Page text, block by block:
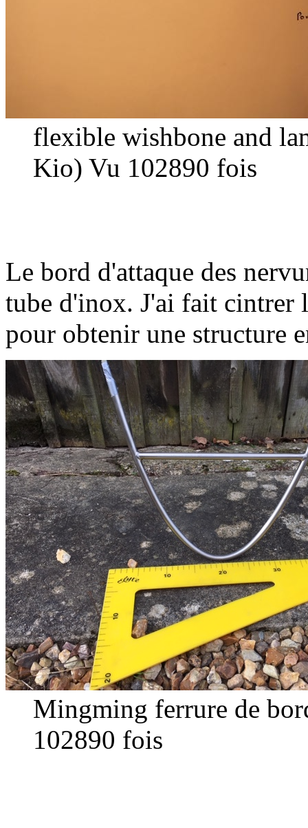
flexible wishbone and
Kio) Vu 102890 fois
Le bord d'attaque des
tube d'inox. J'ai fait cintrer
pour obtenir une structure
Mingming ferrure de
102890 fois